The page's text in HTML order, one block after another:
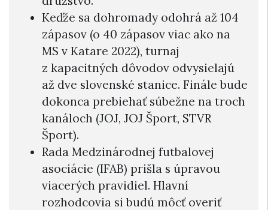
Keďže sa dohromady odohrá až 104
zápasov (o 40 zápasov viac ako na
MS v Katare 2022), turnaj
z kapacitných dôvodov odvysielajú
až dve slovenské stanice. Finále bude
dokonca prebiehať súbežne na troch
kanáloch (JOJ, JOJ Šport, STVR
Šport).
Rada Medzinárodnej futbalovej
asociácie (IFAB) prišla s úpravou
viacerých pravidiel. Hlavní
rozhodcovia si budú môcť overiť